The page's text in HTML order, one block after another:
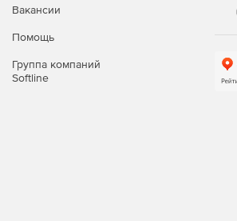
Вакансии
Помощь
Группа компаний
Softline